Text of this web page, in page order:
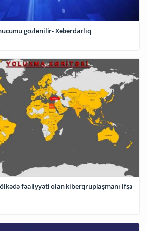
gözlənilir- Xəbərdarlıq
fəaliyyəti olan kiberqruplaşmanı ifşa